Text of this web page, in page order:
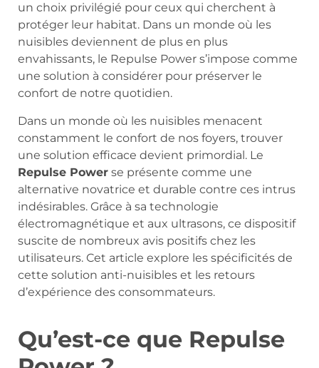
un choix privilégié pour ceux qui cherchent à
protéger leur habitat. Dans un monde où les
nuisibles deviennent de plus en plus
envahissants, le Repulse Power s’impose comme
une solution à considérer pour préserver le
confort de notre quotidien.
Dans un monde où les nuisibles menacent
constamment le confort de nos foyers, trouver
une solution efficace devient primordial. Le
Repulse Power se présente comme une
alternative novatrice et durable contre ces intrus
indésirables. Grâce à sa technologie
électromagnétique et aux ultrasons, ce dispositif
suscite de nombreux avis positifs chez les
utilisateurs. Cet article explore les spécificités de
cette solution anti-nuisibles et les retours
d’expérience des consommateurs.
Qu’est-ce que Repulse